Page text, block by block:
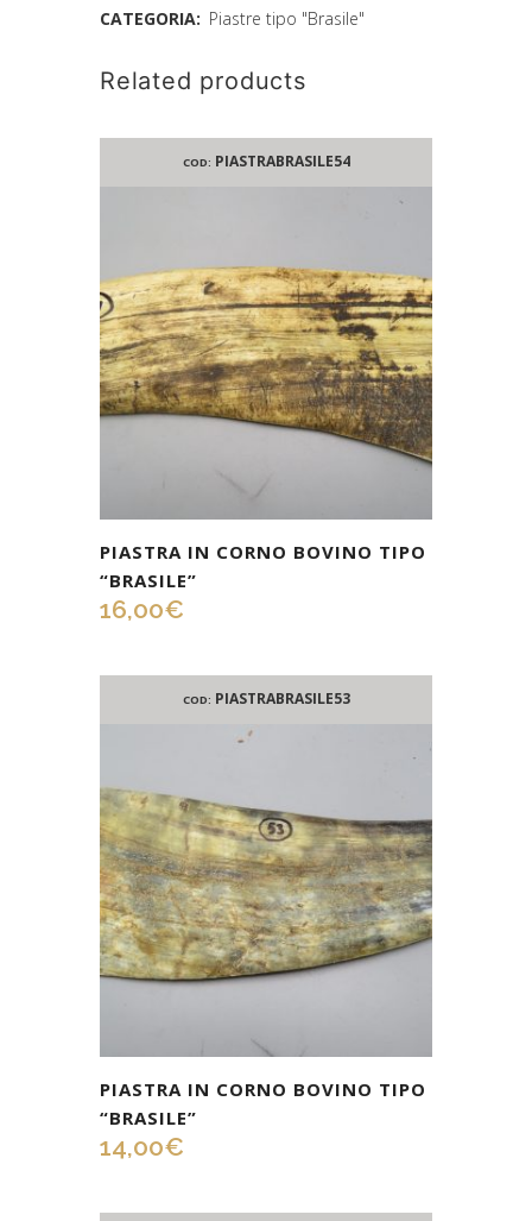
CATEGORIA: Piastre tipo "Brasile"
Related products
COD: PIASTRABRASILE54
PIASTRA IN CORNO BOVINO TIPO
“BRASILE”
16,00€
COD: PIASTRABRASILE53
PIASTRA IN CORNO BOVINO TIPO
“BRASILE”
14,00€